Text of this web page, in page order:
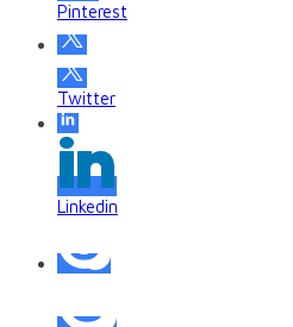
Pinterest
Twitter
Linkedin